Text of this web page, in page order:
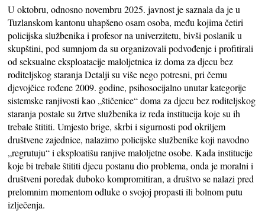
U oktobru, odnosno novembru 2025. javnost je saznala da je u
Tuzlanskom kantonu uhapšeno osam osoba, među kojima četiri
policijska službenika i profesor na univerzitetu, bivši poslanik u
skupštini, pod sumnjom da su organizovali podvođenje i profitirali
od seksualne eksploatacije maloljetnica iz doma za djecu bez
roditeljskog staranja Detalji su više nego potresni, pri čemu
djevojčice rođene 2009. godine, psihosocijalno unutar kategorije
sistemske ranjivosti kao „štičenice“ doma za djecu bez roditeljskog
staranja postale su žrtve službenika iz reda institucija koje su ih
trebale štititi. Umjesto brige, skrbi i sigurnosti pod okriljem
društvene zajednice, nalazimo policijske službenike koji navodno
„regrutuju“ i eksploatišu ranjive maloljetne osobe. Kada institucije
koje bi trebale štititi djecu postanu dio problema, onda je moralni i
društveni poredak duboko kompromitiran, a društvo se nalazi pred
prelomnim momentom odluke o svojoj propasti ili bolnom putu
izlječenja.